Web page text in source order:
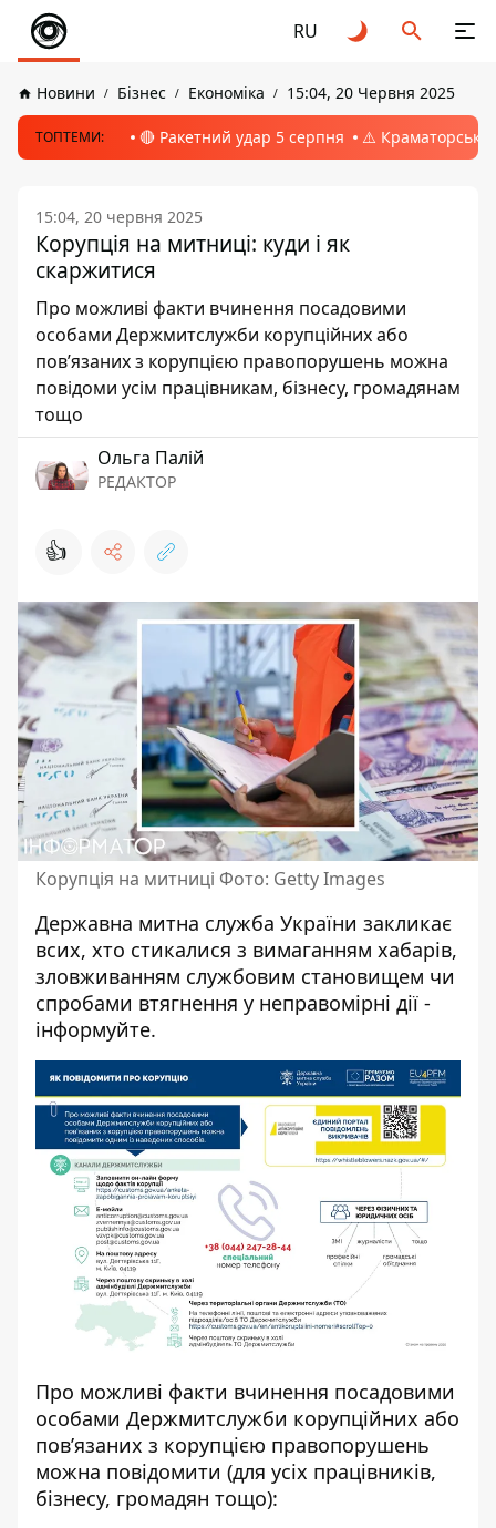
RU
Новини Бізнес Економіка 15:04, 20 Червня 2025
ТОПТЕМИ: 🔴 Ракетний удар 5 серпня ⚠️ Краматорськ,
15:04, 20 червня 2025
Корупція на митниці: куди і як
скаржитися
Про можливі факти вчинення посадовими
особами Держмитслужби корупційних або
пов’язаних з корупцією правопорушень можна
повідоми усім працівникам, бізнесу, громадянам
тощо
Ольга Палій
РЕДАКТОР
👍
Корупція на митниці Фото: Getty Images
Державна митна служба України закликає
всих, хто стикалися з вимаганням хабарів,
зловживанням службовим становищем чи
спробами втягнення у неправомірні дії -
інформуйте.
Про можливі факти вчинення посадовими
особами Держмитслужби корупційних або
пов’язаних з корупцією правопорушень
можна повідомити (для усіх працівників,
бізнесу, громадян тощо):